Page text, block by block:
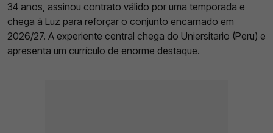
34 anos, assinou contrato válido por uma temporada e
chega à Luz para reforçar o conjunto encarnado em
2026/27. A experiente central chega do Uniersitario (Peru) e
apresenta um currículo de enorme destaque.